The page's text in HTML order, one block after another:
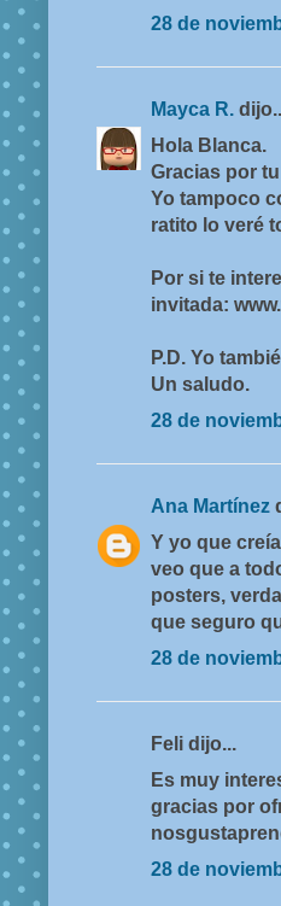
28 de
Mayca R.
Hola Blanca.
Gracias por
Yo tampoco
ratito lo veré
Por si te
invitada:
P.D. Yo
Un saludo.
28 de
Ana Martínez
Y yo que
veo que a
posters,
que seguro
28 de
Feli dijo...
Es muy
gracias por
28 de